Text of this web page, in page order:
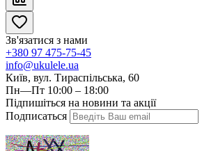
Зв'язатися з нами
+380 97 475-75-45
info@ukulele.ua
Київ, вул. Тираспільська, 60
Пн—Пт 10:00 – 18:00
Підпишіться на новини та акції
Подписаться